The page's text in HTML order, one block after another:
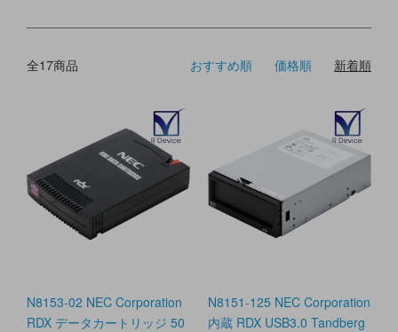
全17商品 おすすめ順 価格順 新着順
N8153-02 NEC Corporation
RDX データカートリッジ 50
N8151-125 NEC Corporation
内蔵 RDX USB3.0 Tandberg